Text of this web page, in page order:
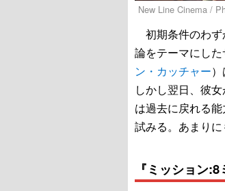
New Line Cinema /
初期条件のわず
論をテーマにし
ン・カッチャー
しかし翌日、彼
は過去に戻れる
試みる。あまりに
『ミッション